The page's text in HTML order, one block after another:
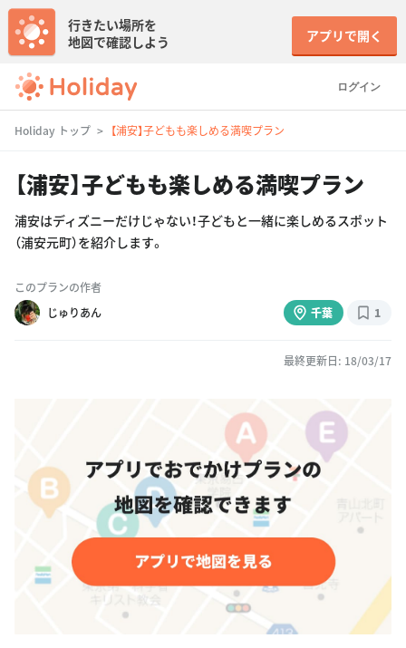
ログイン
行きたい場所を
地図で確認しよう
アプリで開く
Holiday トップ 【浦安】子どもも楽しめる満喫プラン
【浦安】子どもも楽しめる満喫プラン
浦安はディズニーだけじゃない！子どもと一緒に楽しめるスポット
（浦安元町）を紹介します。
このプランの作者
じゅりあん
千葉 1
最終更新日: 18/03/17